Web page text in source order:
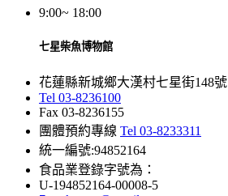
9:00~ 18:00
七星柴魚博物館
花蓮縣新城鄉大漢村七星街148號
Tel 03-8236100
Fax 03-8236155
團體預約專線 Tel 03-8233311
統一編號:94852164
食品業登錄字號為：
U-194852164-00008-5